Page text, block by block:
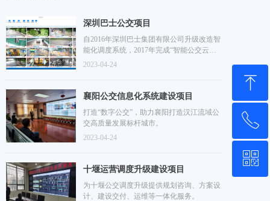
深圳巴士公交项目
自2016年深圳巴士集团有限公司升级改造智
能化调度系统，2017年完成“智能公交云平
台”建设项目。以智能调度系统为核心共建
插即用，公私混合云架构，为智慧公交保驾
护航。
2023-04-24
襄阳公交信息化系统建设项目
打造“数字公交”，助力襄阳打造汉江流域公
交高质量发展标杆城市。
2023-04-24
十堰运营调度升级建设项目
为十堰公交调度升级提供规划咨询、方案设
计、建设交付、运维等一体化服务。
ꁸ
回到顶部
ꂅ
400-6962-656
ꀥ